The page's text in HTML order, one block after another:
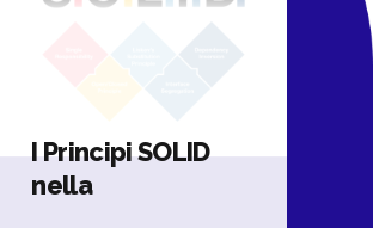
I Principi SOLID
nella